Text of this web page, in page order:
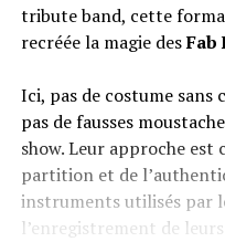
tribute band, cette
recréée la magie desFab
Ici, pas de costume sans
pas de fausses
show. Leur approche est
partition et de
instruments utilisés par
l’enregistrement de